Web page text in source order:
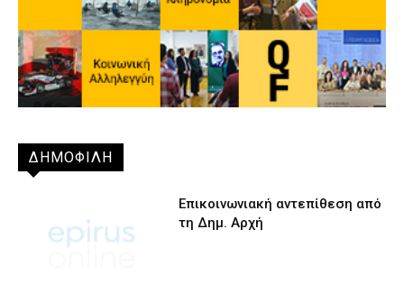
ΔΗΜΟΦΙΛΗ
Επικοινωνιακή αντεπίθεση από
τη Δημ. Αρχή